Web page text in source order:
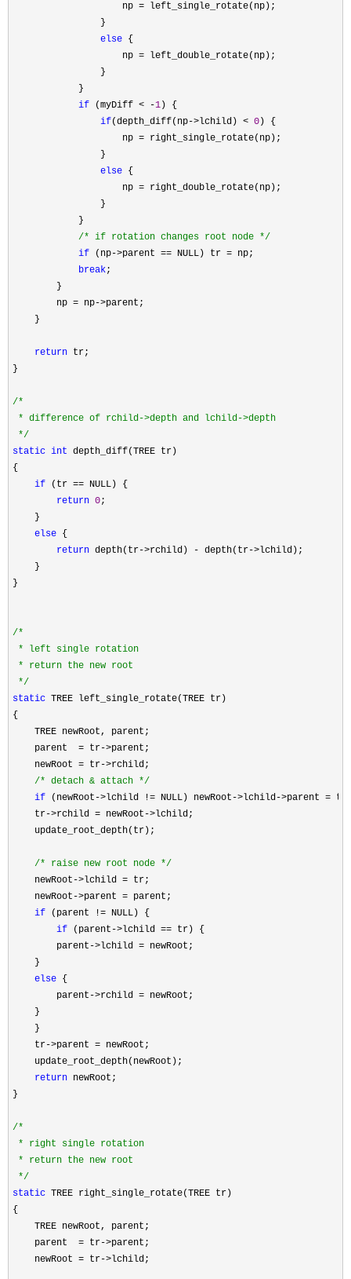
                    np
= left_single_rotate(np);
                }
else {
                    np
= left_double_rotate(np);
                }
            }
if (myDiff < -1 ) {
if(depth_diff(np->lchild) < 0 ) {
                    np
= right_single_rotate(np);
                }
else {
                    np
= right_double_rotate(np);
                }
            }
/* if rotation changes root node */
if (np->parent == NULL) tr = np;
break;
        }
        np
= np->parent;
    }
return tr;
}
/*
* difference of rchild->depth and lchild->depth
*/
static int depth_diff(TREE tr)
{
if (tr == NULL) {
return 0;
    }
else {
return depth(tr->rchild) - depth(tr->lchild);
    }
}
/*
* left single rotation
* return the new root
*/
static TREE left_single_rotate(TREE tr)
{
    TREE newRoot, parent;
    parent
= tr->parent;
    newRoot
= tr->rchild;
/* detach & attach */
if (newRoot->lchild != NULL) newRoot->lchild->parent =
    tr
->rchild = newRoot->lchild;
    update_root_depth(tr);
/* raise new root node */
    newRoot
->lchild = tr;
    newRoot
->parent = parent;
if (parent != NULL) {
if (parent->lchild == tr) {
        parent
->lchild = newRoot;
    }
else {
        parent
->rchild = newRoot;
    }
    }
    tr
->parent = newRoot;
    update_root_depth(newRoot);
return newRoot;
}
/*
* right single rotation
* return the new root
*/
static TREE right_single_rotate(TREE tr)
{
    TREE newRoot, parent;
    parent
= tr->parent;
    newRoot
= tr->lchild;